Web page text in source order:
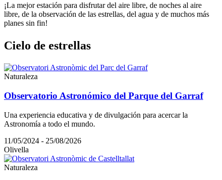
¡La mejor estación para disfrutar del aire libre, de noches al aire
libre, de la observación de las estrellas, del agua y de muchos más
planes sin fin!
Cielo de estrellas
Naturaleza
Observatorio Astronómico del Parque del Garraf
Una experiencia educativa y de divulgación para acercar la
Astronomía a todo el mundo.
11/05/2024 - 25/08/2026
Olivella
Naturaleza